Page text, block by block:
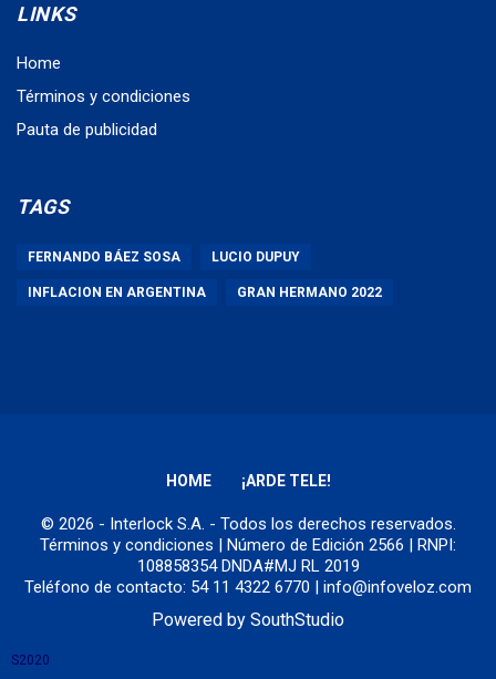
LINKS
Home
Términos y condiciones
Pauta de publicidad
TAGS
FERNANDO BÁEZ SOSA LUCIO DUPUY
INFLACION EN ARGENTINA GRAN HERMANO 2022
HOME ¡ARDE TELE!
© 2026 - Interlock S.A. - Todos los derechos reservados.
Términos y condiciones | Número de Edición 2566 | RNPI:
108858354 DNDA#MJ RL 2019
Teléfono de contacto: 54 11 4322 6770 | info@infoveloz.com
Powered by SouthStudio
S2020